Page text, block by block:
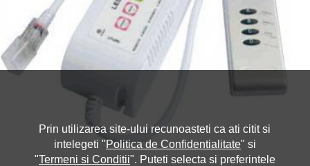
Prin utilizarea site-ului recunoasteti ca ati citit si
intelegeti "Politica de Confidentialitate" si
"Termeni si Conditii". Puteti selecta si preferintele